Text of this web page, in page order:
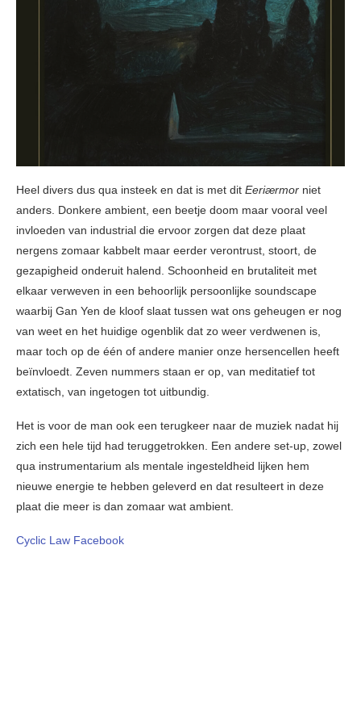
Heel divers dus qua insteek en dat is met dit Eeriærmor niet
anders. Donkere ambient, een beetje doom maar vooral veel
invloeden van industrial die ervoor zorgen dat deze plaat
nergens zomaar kabbelt maar eerder verontrust, stoort, de
gezapigheid onderuit halend. Schoonheid en brutaliteit met
elkaar verweven in een behoorlijk persoonlijke soundscape
waarbij Gan Yen de kloof slaat tussen wat ons geheugen er nog
van weet en het huidige ogenblik dat zo weer verdwenen is,
maar toch op de één of andere manier onze hersencellen heeft
beïnvloedt. Zeven nummers staan er op, van meditatief tot
extatisch, van ingetogen tot uitbundig.
Het is voor de man ook een terugkeer naar de muziek nadat hij
zich een hele tijd had teruggetrokken. Een andere set-up, zowel
qua instrumentarium als mentale ingesteldheid lijken hem
nieuwe energie te hebben geleverd en dat resulteert in deze
plaat die meer is dan zomaar wat ambient.
Cyclic Law Facebook